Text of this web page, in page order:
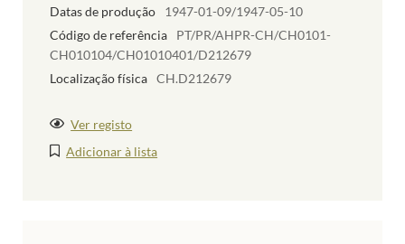
Datas de produção
1947-01-09/1947-05-10
Código de referência
PT/PR/AHPR-CH/CH0101-
CH010104/CH01010401/D212679
Localização física CH.D212679
Ver registo
Adicionar à lista